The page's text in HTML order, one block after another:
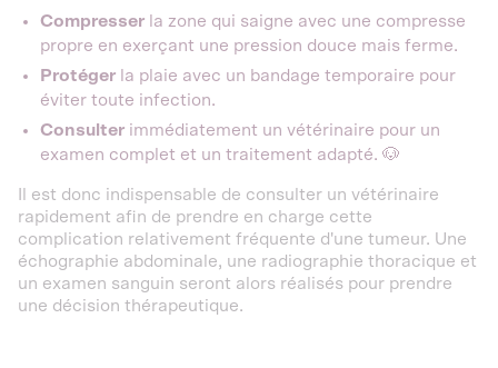
Compresser la zone qui saigne avec une compresse
propre en exerçant une pression douce mais ferme.
Protéger la plaie avec un bandage temporaire pour
éviter toute infection.
Consulter immédiatement un vétérinaire pour un
examen complet et un traitement adapté. 🐶
Il est donc indispensable de consulter un vétérinaire
rapidement afin de prendre en charge cette
complication relativement fréquente d'une tumeur. Une
échographie abdominale, une radiographie thoracique et
un examen sanguin seront alors réalisés pour prendre
une décision thérapeutique.